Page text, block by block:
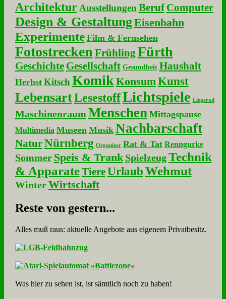
Architektur Ausstellungen Beruf Computer
Design & GestaltungEisenbahn
Experimente Film & Fernsehen
Fotostrecken Frühling Fürth
Geschichte Gesellschaft Gesundheit Haushalt
Herbst Kitsch Komik KonsumKunst
LebensartLesestoffLichtspiele Liegerad
Maschinenraum Menschen Mittagspause
Multimedia Museen Musik Nachbarschaft
NaturNürnberg Organizer Rat & Tat Renngurke
Sommer Speis & Trank Spielzeug Technik
& Apparate Tiere UrlaubWehmut
Winter Wirtschaft
Re­ste von ge­stern...
Alles muß raus: aktuelle An­ge­bo­te aus eigenem Privatbesitz.
Was hier zu sehen ist, ist sämt­lich noch zu haben!